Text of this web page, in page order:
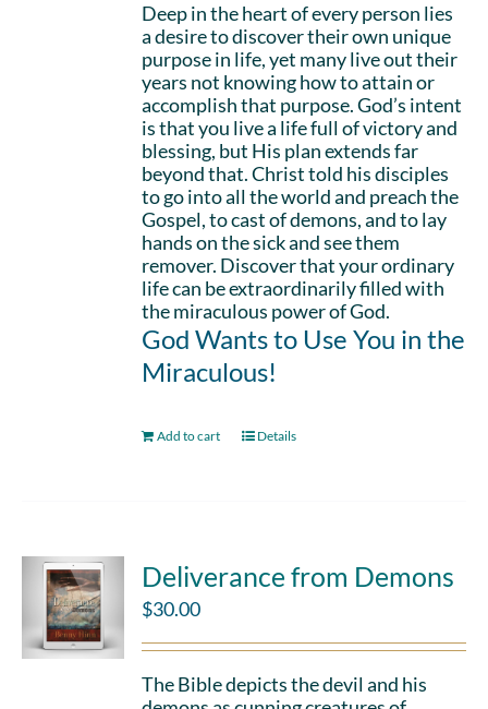
Deep in the heart of every person lies
a desire to discover their own unique
purpose in life, yet many live out their
years not knowing how to attain or
accomplish that purpose. God’s intent
is that you live a life full of victory and
blessing, but His plan extends far
beyond that. Christ told his disciples
to go into all the world and preach the
Gospel, to cast of demons, and to lay
hands on the sick and see them
remover. Discover that your ordinary
life can be extraordinarily filled with
the miraculous power of God.
God Wants to Use You in the
Miraculous!
Add to cart Details
Deliverance from Demons
$30.00
The Bible depicts the devil and his